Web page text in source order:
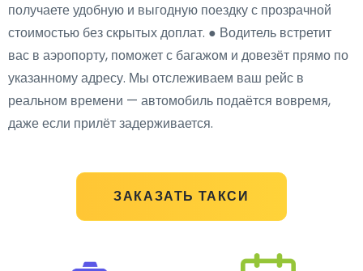
ЗАКАЗАТЬ ТАКСИ
получаете удобную и выгодную поездку с прозрачной
стоимостью без скрытых доплат. ● Водитель встретит
вас в аэропорту, поможет с багажом и довезёт прямо по
указанному адресу. Мы отслеживаем ваш рейс в
реальном времени — автомобиль подаётся вовремя,
даже если прилёт задерживается.